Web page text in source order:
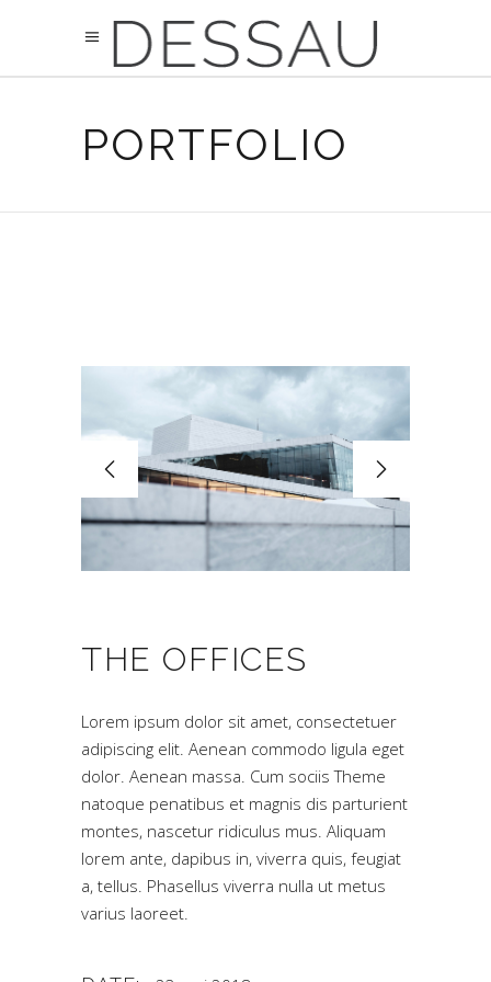
PORTFOLIO
THE OFFICES
Lorem ipsum dolor sit amet, consectetuer
adipiscing elit. Aenean commodo ligula eget
dolor. Aenean massa. Cum sociis Theme
natoque penatibus et magnis dis parturient
montes, nascetur ridiculus mus. Aliquam
lorem ante, dapibus in, viverra quis, feugiat
a, tellus. Phasellus viverra nulla ut metus
varius laoreet.